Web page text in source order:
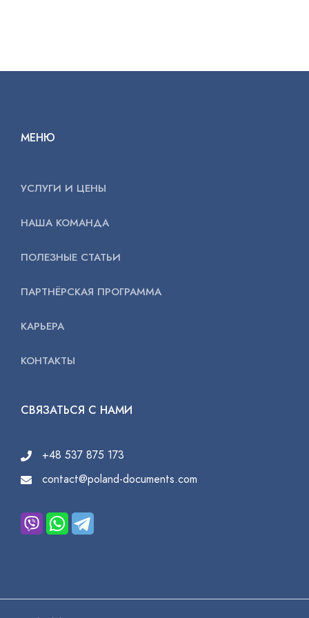
МЕНЮ
УСЛУГИ И ЦЕНЫ
НАША КОМАНДА
ПОЛЕЗНЫЕ СТАТЬИ
ПАРТНЁРСКАЯ ПРОГРАММА
КАРЬЕРА
КОНТАКТЫ
СВЯЗАТЬСЯ С НАМИ
+48 537 875 173
contact@poland-documents.com